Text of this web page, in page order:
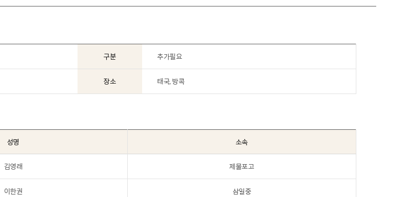
구분 추가필요
장소 태국, 방콕
성명 소속
김영래 제물포고
이한권 삼일중